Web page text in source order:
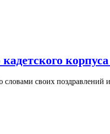
корпуса
своих поздравлений